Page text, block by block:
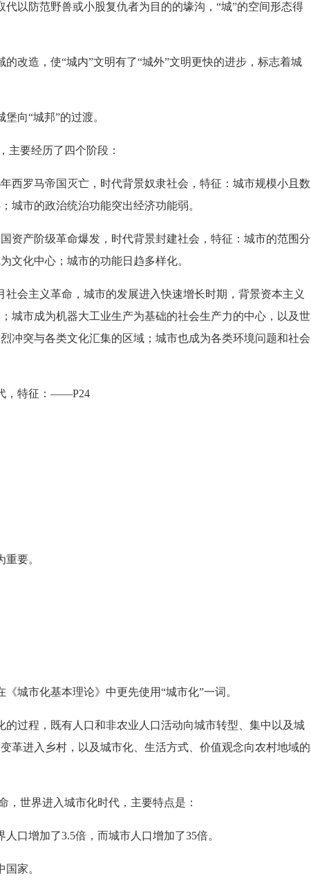
防范野兽或小股复仇者为目的的壕沟，“城”的空间形态得
造，使“城内”文明有了“城外”文明更快的进步，标志着城
向“城邦”的过渡。
要经历了四个阶段：
罗马帝国灭亡，时代背景奴隶社会，特征：城市规模小且数
城市的政治统治功能突出经济功能弱。
产阶级革命爆发，时代背景封建社会，特征：城市的范围分
文化中心；城市的功能日趋多样化。
主义革命，城市的发展进入快速增长时期，背景资本主义
城市成为机器大工业生产为基础的社会生产力的中心，以及世
冲突与各类文化汇集的区域；城市也成为各类环境问题和社会
，特征：——P24
要。
市化基本理论》中更先使用“城市化”一词。
过程，既有人口和非农业人口活动向城市转型、集中以及城
革进入乡村，以及城市化、生活方式、价值观念向农村地域的
世界进入城市化时代，主要特点是：
增加了3.5倍，而城市人口增加了35倍。
家。